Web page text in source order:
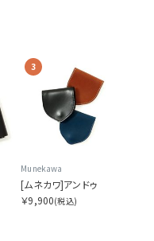
3
Munekawa
[ムネカワ]アンドゥ
￥9,900(税込)